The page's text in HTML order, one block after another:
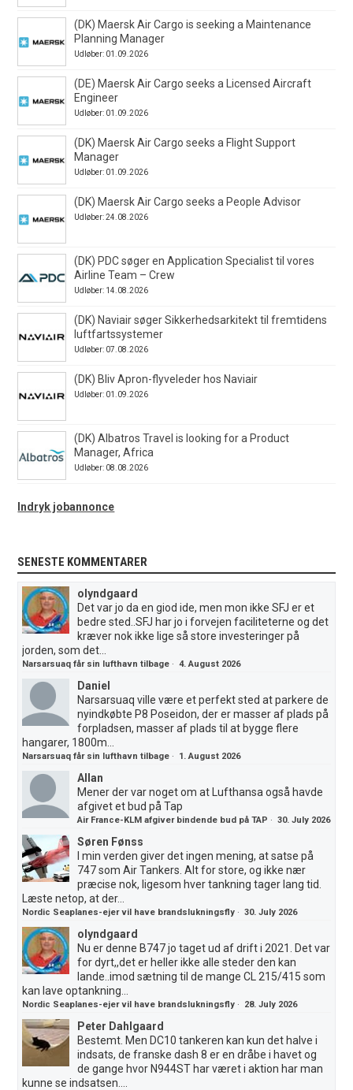
(DK) Maersk Air Cargo is seeking a Maintenance
Planning Manager
Udløber: 01.09.2026
(DE) Maersk Air Cargo seeks a Licensed Aircraft
Engineer
Udløber: 01.09.2026
(DK) Maersk Air Cargo seeks a Flight Support
Manager
Udløber: 01.09.2026
(DK) Maersk Air Cargo seeks a People Advisor
Udløber: 24.08.2026
(DK) PDC søger en Application Specialist til vores
Airline Team – Crew
Udløber: 14.08.2026
(DK) Naviair søger Sikkerhedsarkitekt til fremtidens
luftfartssystemer
Udløber: 07.08.2026
(DK) Bliv Apron-flyveleder hos Naviair
Udløber: 01.09.2026
(DK) Albatros Travel is looking for a Product
Manager, Africa
Udløber: 08.08.2026
Indryk jobannonce
SENESTE KOMMENTARER
olyndgaard
Det var jo da en giod ide, men mon ikke SFJ er et
bedre sted..SFJ har jo i forvejen faciliteterne og det
kræver nok ikke lige så store investeringer på
jorden, som det...
Narsarsuaq får sin lufthavn tilbage ·4. August 2026
Daniel
Narsarsuaq ville være et perfekt sted at parkere de
nyindkøbte P8 Poseidon, der er masser af plads på
forpladsen, masser af plads til at bygge flere
hangarer, 1800m...
Narsarsuaq får sin lufthavn tilbage · 1. August 2026
Allan
Mener der var noget om at Lufthansa også havde
afgivet et bud på Tap
Air France-KLM afgiver bindende bud på TAP ·30. July 2026
Søren Fønss
I min verden giver det ingen mening, at satse på
747 som Air Tankers. Alt for store, og ikke nær
præcise nok, ligesom hver tankning tager lang tid.
Læste netop, at der...
Nordic Seaplanes-ejer vil have brandslukningsfly ·30. July 2026
olyndgaard
Nu er denne B747 jo taget ud af drift i 2021. Det var
for dyrt,,det er heller ikke alle steder den kan
lande..imod sætning til de mange CL 215/415 som
kan lave optankning...
Nordic Seaplanes-ejer vil have brandslukningsfly · 28. July 2026
Peter Dahlgaard
Bestemt. Men DC10 tankeren kan kun det halve i
indsats, de franske dash 8 er en dråbe i havet og
de gange hvor N944ST har været i aktion har man
kunne se indsatsen....